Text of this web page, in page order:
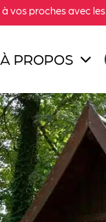
à vos proches avec les
À PROPOS